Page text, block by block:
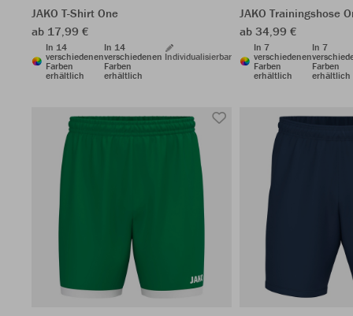
JAKO T-Shirt One
ab 17,99 €
In 14
verschiedenen
Farben
erhältlich
In 14
verschiedenen
Farben
erhältlich
Individualisierbar
JAKO Trainingshose
ab 34,99 €
In 7
verschiedenen
Farben
erhältlich
In 7
Farben
erhältlich